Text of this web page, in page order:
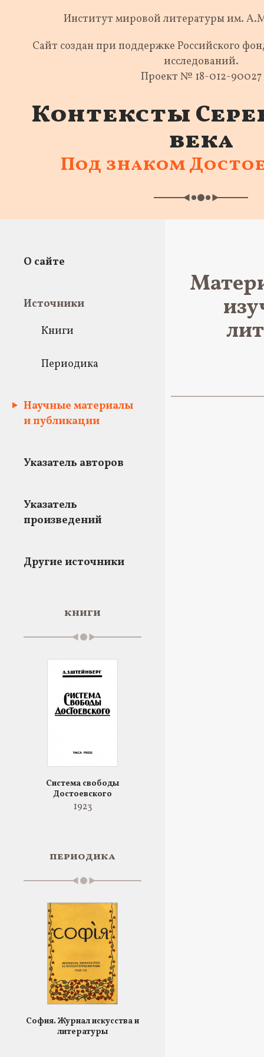
Институт мировой литературы им.
Сайт создан при поддержке Российского
исследований.
Проект № 18-012-90027
Контексты
века
Под знаком
О сайте
Источники
Книги
Периодика
Научные материалы
и публикации
Указатель авторов
Указатель
произведений
Другие источники
книги
Система свободы
Достоевского
1923
периодика
София. Журнал искусства и
литературы